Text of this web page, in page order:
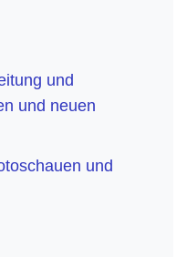
und
und neuen
und